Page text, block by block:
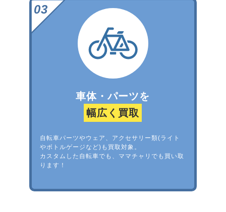
車体・パーツを
幅広く買取
自転車パーツやウェア、アクセサリー類(ライト
やボトルゲージなど)も買取対象。
カスタムした自転車でも、ママチャリでも買い取
ります！